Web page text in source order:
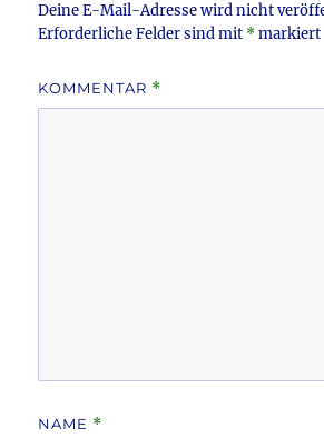
Deine E-Mail-Adresse wird nicht
Erforderliche Felder sind mit *markiert
KOMMENTAR *
NAME *